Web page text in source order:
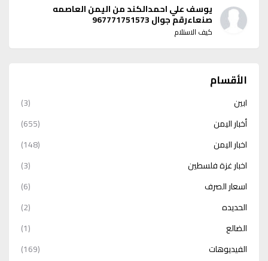
يوسف علي احمدالكند من اليمن العاصمه
صنعاءرقم جوال 967771751573
كيف الاستلام
الأقسام
ابين
(3)
أخبار اليمن
(655)
اخبار اليمن
(148)
اخبار غزة فلسطين
(3)
اسعار الصرف
(6)
الحديده
(2)
الضالع
(1)
الفيديوهات
(169)